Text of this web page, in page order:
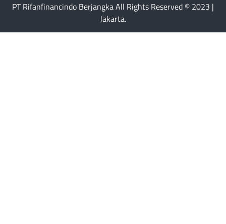
PT Rifanfinancindo Berjangka All Rights Reserved © 2023 |
Jakarta.